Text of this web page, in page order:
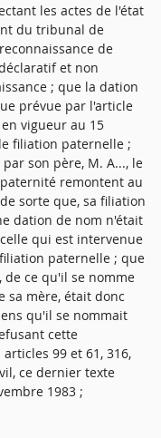
les actes de l'état
du tribunal de
de
et non
; que la dation
prévue par l'article
vigueur au 15
filiation paternelle ;
son père, M. A..., le
remontent au
sorte que, sa filiation
dation de nom n'était
qui est intervenue
paternelle ; que
de ce qu'il se nomme
sa mère, était donc
qu'il se nommait
cette
99 et 61, 316,
ce dernier texte
1983 ;